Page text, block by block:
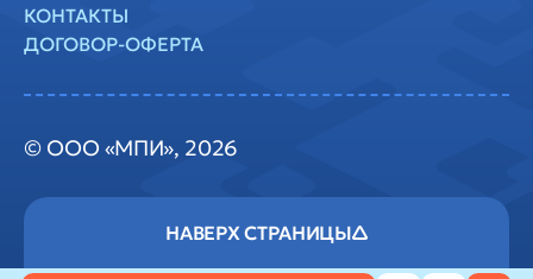
© ООО «МПИ», 2026
КОНТАКТЫ
ДОГОВОР-ОФЕРТА